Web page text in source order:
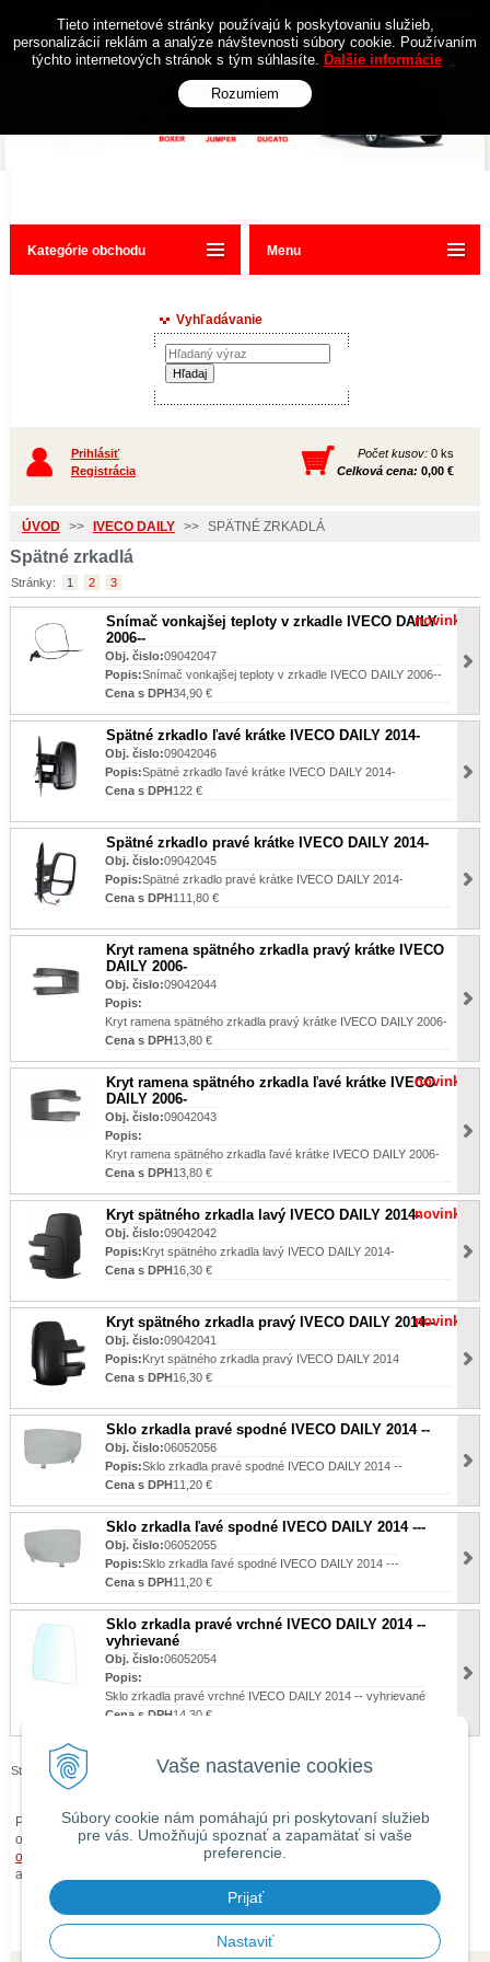
Vaše nastavenie cookies
Súbory cookie nám pomáhajú pri poskytovaní služieb
pre vás. Umožňujú spoznať a zapamätať si vaše
preferencie.
Prijať
Nastaviť
Kategórie obchodu
Vyhľadávanie
Prihlásiť
Registrácia
Počet kusov: 0 ks
Celková cena: 0,00 €
ÚVOD >> IVECO DAILY >> SPÄTNÉ ZRKADLÁ
Spätné zrkadlá
Stránky: 1 2 3
Snímač vonkajšej teploty v zrkadle IVECO DAILY
2006--
novinka
Obj. čislo:09042047
Popis:Snímač vonkajšej teploty v zrkadle IVECO DAILY 2006--
Cena s DPH34,90 €
Spätné zrkadlo ľavé krátke IVECO DAILY 2014-
Obj. čislo:09042046
Popis:Spätné zrkadlo ľavé krátke IVECO DAILY 2014-
Cena s DPH122 €
Spätné zrkadlo pravé krátke IVECO DAILY 2014-
Obj. čislo:09042045
Popis:Spätné zrkadlo pravé krátke IVECO DAILY 2014-
Cena s DPH111,80 €
Kryt ramena spätného zrkadla pravý krátke IVECO
DAILY 2006-
Obj. čislo:09042044
Popis:
Kryt ramena spätného zrkadla pravý krátke IVECO DAILY 2006-
Cena s DPH13,80 €
Kryt ramena spätného zrkadla ľavé krátke IVECO
DAILY 2006-
novinka
Obj. čislo:09042043
Popis:
Kryt ramena spätného zrkadla ľavé krátke IVECO DAILY 2006-
Cena s DPH13,80 €
Kryt spätného zrkadla lavý IVECO DAILY 2014-novinka
Obj. čislo:09042042
Popis:Kryt spätného zrkadla lavý IVECO DAILY 2014-
Cena s DPH16,30 €
Kryt spätného zrkadla pravý IVECO DAILY 2014--novinka
Obj. čislo:09042041
Popis:Kryt spätného zrkadla pravý IVECO DAILY 2014
Cena s DPH16,30 €
Sklo zrkadla pravé spodné IVECO DAILY 2014 --
Obj. čislo:06052056
Popis:Sklo zrkadla pravé spodné IVECO DAILY 2014 --
Cena s DPH11,20 €
Sklo zrkadla ľavé spodné IVECO DAILY 2014 ---
Obj. čislo:06052055
Popis:Sklo zrkadla ľavé spodné IVECO DAILY 2014 ---
Cena s DPH11,20 €
Sklo zrkadla pravé vrchné IVECO DAILY 2014 --
vyhrievané
Obj. čislo:06052054
Popis:
Sklo zrkadla pravé vrchné IVECO DAILY 2014 -- vyhrievané
Cena s DPH14,30 €
Stránky: 1
Pri zaslaní tovaru mimo územia Slovenskej republiky budú ku každej
objednávke prirátanénáklady na dopravu mimo územia SR podľa
obchodných podmienok
. O cene Vás budeme vopred informovať telefonicky
alebo e-mailom.
Menu
Tieto internetové stránky používajú k poskytovaniu služieb,
personalizácií reklám a analýze návštevnosti súbory cookie. Používaním
týchto internetových stránok s tým súhlasíte. Ďalšie informácie
Rozumiem